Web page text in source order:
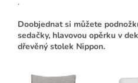
Doobjednat si můžete
sedačky, hlavovou opěrku v
dřevěný stolek Nippon.